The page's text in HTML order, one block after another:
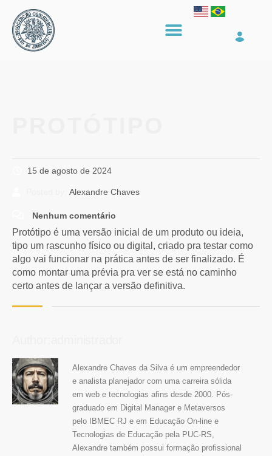
15 de agosto de 2024
Alexandre Chaves
Nenhum comentário
Protótipo é uma versão inicial de um produto ou ideia,
tipo um rascunho físico ou digital, criado pra testar como
algo vai funcionar na prática antes de ser finalizado. É
como montar uma prévia pra ver se está no caminho
certo antes de lançar a versão definitiva.
Alexandre Chaves da Silva é um empreendedor
e analista planejador com uma carreira sólida
em web e tecnologias afins desde 2000. Pós-
graduado em Digital Manager e Metaversos
pelo IBMEC RJ e em Educação On-line e
Tecnologias de Educação pela PUC-RS,
Alexandre também possui formação profissional